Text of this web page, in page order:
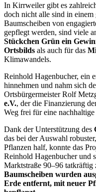
In Kirrweiler gibt es
doch nicht alle sind in
Baumscheiben von
gepflegt werden, sind viele
Stückchen Grün ein
Ortsbilds als auch für das
Klimawandels.
Reinhold Hagenbucher, ein
hinnehmen und nahm sich
Ortsbürgermeister Rolf
e.V., der die Finanzierung
Weg frei für eine
Dank der Unterstützung des
das bei der Auswahl
Pflanzen half, konnte das
Reinhold Hagenbucher und
Marktstraße 90–96 tatkräftig
Baumscheiben wurden
Erde entfernt, mit neuer